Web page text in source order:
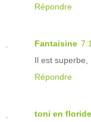
Répondre
Fantaisine
Il est superbe,
Répondre
toni en floride